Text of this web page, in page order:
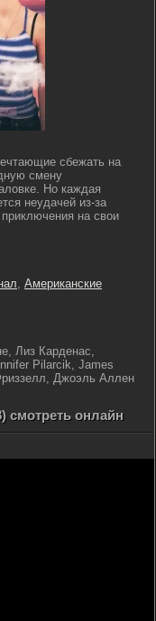
сбежать на
смену
Но каждая
неудачей из-за
на свои
, Американские
Лиз Карденас,
Pilarcik, James
Джоэль Аллен
смотреть онлайн